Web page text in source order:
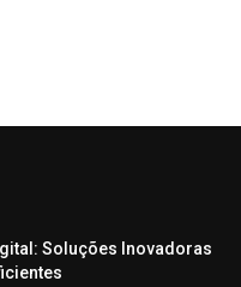
Soluções Inovadoras